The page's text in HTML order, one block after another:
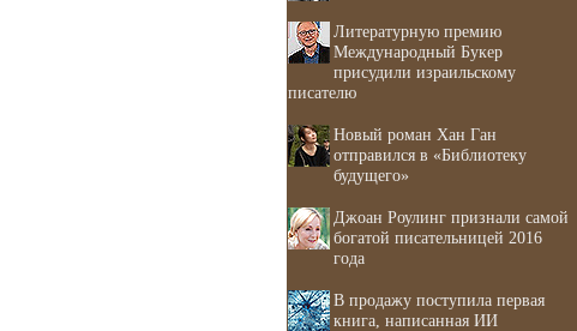
Литературную премию
Международный Букер
присудили израильскому
писателю
Новый роман Хан Ган
отправился в «Библиотеку
будущего»
Джоан Роулинг признали самой
богатой писательницей 2016
года
В продажу поступила первая
книга, написанная ИИ